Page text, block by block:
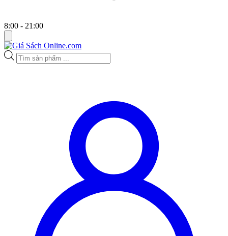
8:00 - 21:00
Tìm
kiếm